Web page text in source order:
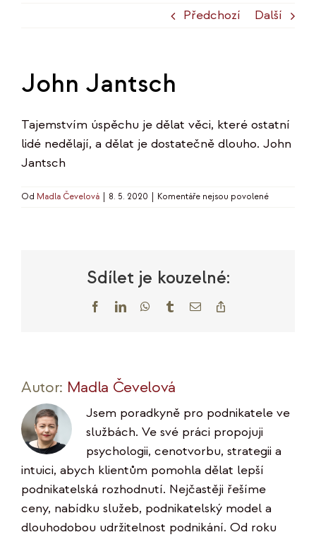
Předchozí Další
John Jantsch
Tajemstvím úspěchu je dělat věci, které ostatní
lidé nedělají, a dělat je dostatečně dlouho. John
Jantsch
Od Madla Čevelová 8. 5. 2020 Komentáře nejsou povolenéu
Sdílet je kouzelné:
FacebookLinkedInWhatsApp
TumblrE-
Autor: Madla Čevelová
Jsem poradkyně pro podnikatele ve
službách. Ve své práci propojuji
psychologii, cenotvorbu, strategii a
intuici, abych klientům pomohla dělat lepší
podnikatelská rozhodnutí. Nejčastěji řešíme
ceny, nabídku služeb, podnikatelský model a
dlouhodobou udržitelnost podnikání. Od roku